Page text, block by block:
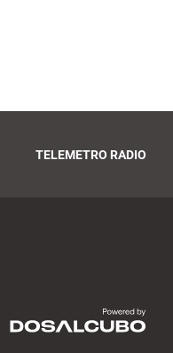
TELEMETRO RADIO